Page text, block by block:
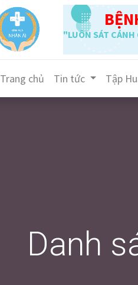
"LUÔN SÁT
Trang chủ Tin tức Tập
Danh